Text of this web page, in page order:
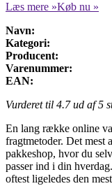
Læs mere »Køb nu »
Navn:
Kategori:
Producent:
Varenummer:
EAN:
Vurderet til 4.7ud af 5
En lang række online
fragtmetoder. Det mest
pakkeshop, hvor du
passer ind i din
oftest ligeledes den